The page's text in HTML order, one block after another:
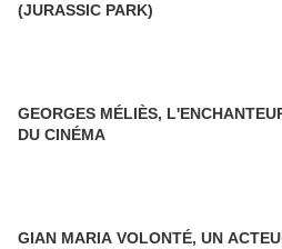
(JURASSIC PARK)
GEORGES MÉLIÈS,
DU CINÉMA
GIAN MARIA VOLONTÉ, UN